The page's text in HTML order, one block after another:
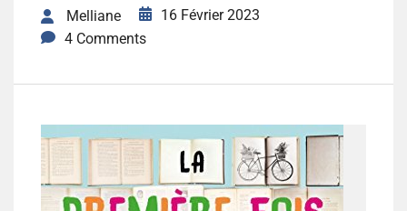
Melliane
16 Février 2023
4 Comments